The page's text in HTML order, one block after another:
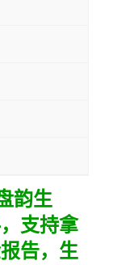
韵生
支持拿
告，生